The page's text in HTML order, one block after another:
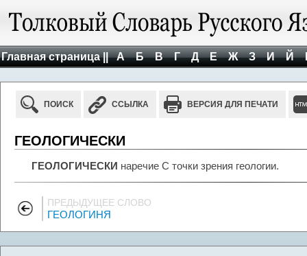
Главная страница || А Б В Г Д Е Ж З И Й
ПОИСК ССЫЛКА ВЕРСИЯ ДЛЯ ПЕЧАТИ
ГЕОЛОГИЧЕСКИ
ГЕОЛОГИЧЕСКИ наречие С точки зрения геологии.
ПРЕДЫДУЩЕЕ СЛОВО
ГЕОЛОГИНЯ